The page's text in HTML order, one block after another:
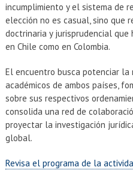
Egresados
incumplimiento y el sistema de
elección no es casual, sino que
doctrinaria y jurisprudencial
en Chile como en Colombia.
El encuentro busca potenciar
académicos de ambos países,
sobre sus respectivos
consolida una red de
proyectar la investigación
global.
Revisa el programa de la